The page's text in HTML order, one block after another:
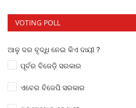
VOTING POLL
ଆଳୁ ଦର ବୃଦ୍ଧି ନେଇ କିଏ ଦାୟୀ ?
ପୂର୍ବର ବିଜେଡ଼ି ସରକାର
ଏବେର ବିଜେପି ସରକାର